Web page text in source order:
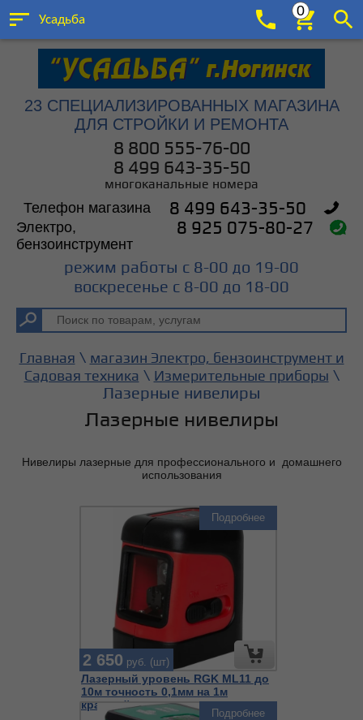
Усадьба
0
23 СПЕЦИАЛИЗИРОВАННЫХ МАГАЗИНА
ДЛЯ СТРОЙКИ И РЕМОНТА
8 800 555-76-00
8 499 643-35-50
многоканальные номера
Телефон магазина 8 499 643-35-50
Электро,
бензоинструмент
8 925 075-80-27
режим работы с 8-00 до 19-00
воскресенье с 8-00 до 18-00
Главная \ магазин Электро, бензоинструмент и
Садовая техника \ Измерительные приборы \
Лазерные нивелиры
Лазерные нивелиры
Нивелиры лазерные для профессионального и домашнего
использования
Лазерный уровень RGK ML11 до
10м точность 0,1мм на 1м
красный
2 650 руб. (шт)
Подробнее
Подробнее